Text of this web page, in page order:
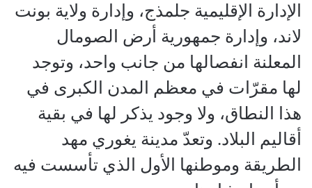
الإدارة الإقليمية جلمذج، وإدارة ولاية بونت
لاند، وإدارة جمهورية أرض الصومال
المعلنة انفصالها من جانب واحد، وتوجد
لها مقرّات في معظم المدن الكبرى في
هذا النطاق، ولا وجود يذكر لها في بقية
أقاليم البلاد. وتعدّ مدينة يغوري مهد
الطريقة وموطنها الأول الذي تأسست فيه